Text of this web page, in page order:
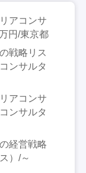
アコンサ
円/東京都
戦略リス
ンサルタ
アコンサ
ンサルタ
経営戦略
）/～